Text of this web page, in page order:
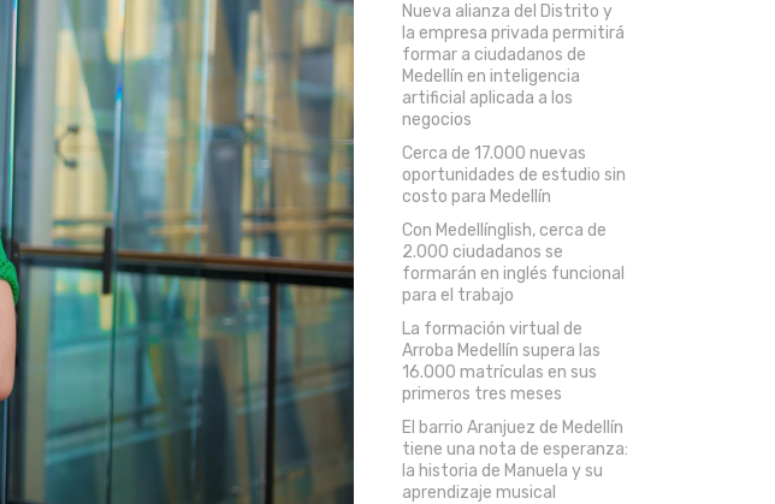
Nueva alianza del Distrito y
la empresa privada permitirá
formar a ciudadanos de
Medellín en inteligencia
artificial aplicada a los
negocios
Cerca de 17.000 nuevas
oportunidades de estudio sin
costo para Medellín
Con Medellínglish, cerca de
2.000 ciudadanos se
formarán en inglés funcional
para el trabajo
La formación virtual de
Arroba Medellín supera las
16.000 matrículas en sus
primeros tres meses
El barrio Aranjuez de Medellín
tiene una nota de esperanza:
la historia de Manuela y su
aprendizaje musical